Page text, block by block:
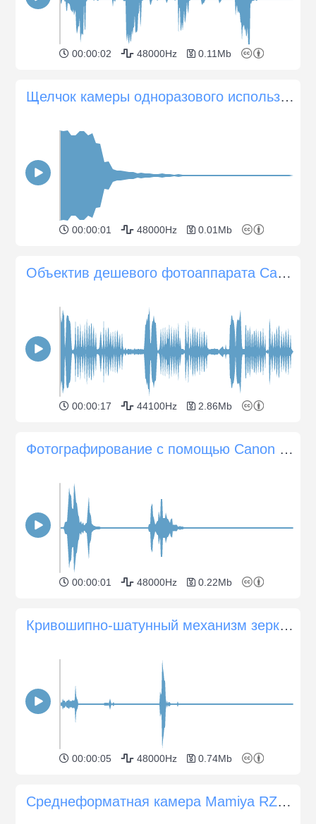
00:00:02 48000Hz 0.11Mb
Щелчок камеры одноразового использования
00:00:01 48000Hz 0.01Mb
Объектив дешевого фотоаппарата Canon пытается сфокусироваться
00:00:17 44100Hz 2.86Mb
Фотографирование с помощью Canon 70D
00:00:01 48000Hz 0.22Mb
Кривошипно-шатунный механизм зеркального фотоаппарата Nikon FM
00:00:05 48000Hz 0.74Mb
Среднеформатная камера Mamiya RZ67 Pro II и манипуляции с объективом 65 мм f/4,5